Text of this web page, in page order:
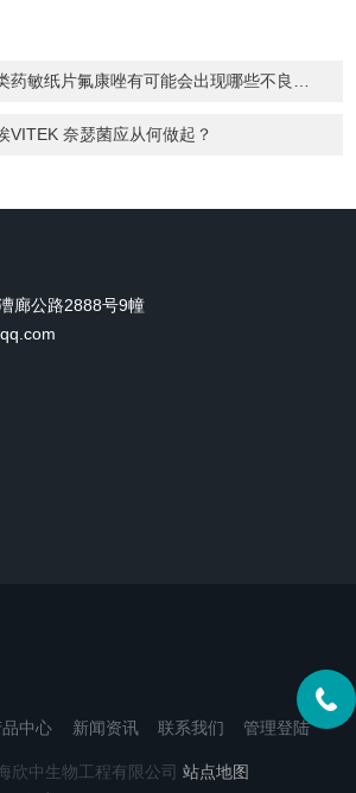
敏纸片氟康唑有可能会出现哪些不良反应
VITEK 奈瑟菌应从何做起？
廊公路2888号9幢
品中心 新闻资讯 联系我们 管理登陆
欣中生物工程有限公司 站点地图